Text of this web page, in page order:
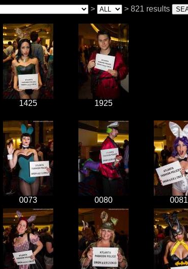
>
> 821 results
1425
1925
0073 0080 0081